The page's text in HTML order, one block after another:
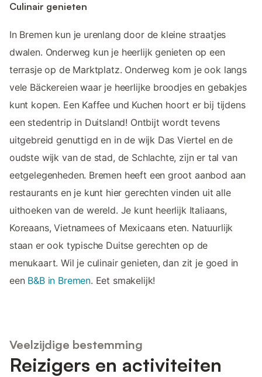
Culinair genieten
In Bremen kun je urenlang door de kleine straatjes
dwalen. Onderweg kun je heerlijk genieten op een
terrasje op de Marktplatz. Onderweg kom je ook langs
vele Bäckereien waar je heerlijke broodjes en gebakjes
kunt kopen. Een Kaffee und Kuchen hoort er bij tijdens
een stedentrip in Duitsland! Ontbijt wordt tevens
uitgebreid genuttigd en in de wijk Das Viertel en de
oudste wijk van de stad, de Schlachte, zijn er tal van
eetgelegenheden. Bremen heeft een groot aanbod aan
restaurants en je kunt hier gerechten vinden uit alle
uithoeken van de wereld. Je kunt heerlijk Italiaans,
Koreaans, Vietnamees of Mexicaans eten. Natuurlijk
staan er ook typische Duitse gerechten op de
menukaart. Wil je culinair genieten, dan zit je goed in
een B&B in Bremen. Eet smakelijk!
Veelzijdige bestemming
Reizigers en activiteiten